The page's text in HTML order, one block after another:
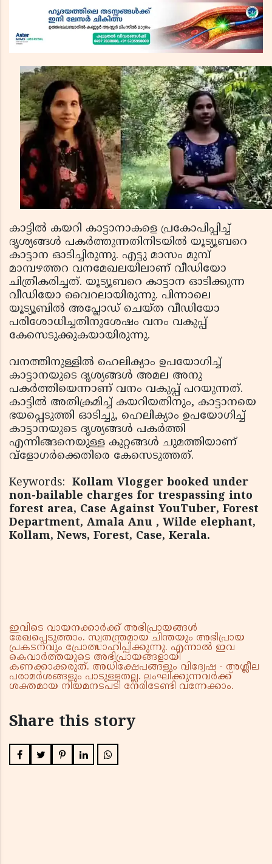
കാട്ടില്‍ കയറി കാട്ടാനാകളെ പ്രകോപിപ്പിച്ച്
ദൃശ്യങ്ങള്‍ പകര്‍ത്തുന്നതിനിടയില്‍ യൂട്യൂബറെ
കാട്ടാന ഓടിച്ചിരുന്നു. എട്ടു മാസം മുമ്പ്
മാമ്പഴത്തറ വനമേഖലയിലാണ് വീഡിയോ
ചിത്രീകരിച്ചത്. യൂട്യൂബറെ കാട്ടാന ഓടിക്കുന്ന
വീഡിയോ വൈറലായിരുന്നു. പിന്നാലെ
യൂട്യൂബില്‍ അപ്ലോഡ് ചെയ്ത വീഡിയോ
പരിശോധിച്ചതിനുശേഷം വനം വകുപ്പ്
കേസെടുക്കുകയായിരുന്നു.
വനത്തിനുള്ളില്‍ ഹെലിക്യാം ഉപയോഗിച്ച്
കാട്ടാനയുടെ ദൃശ്യങ്ങള്‍ അമല അനു
പകര്‍ത്തിയെന്നാണ് വനം വകുപ്പ് പറയുന്നത്.
കാട്ടില്‍ അതിക്രമിച്ച് കയറിയതിനും, കാട്ടാനയെ
ഭയപ്പെടുത്തി ഓടിച്ചു, ഹെലിക്യാം ഉപയോഗിച്ച്
കാട്ടാനയുടെ ദൃശ്യങ്ങള്‍ പകര്‍ത്തി
എന്നിങ്ങനെയുള്ള കുറ്റങ്ങള്‍ ചുമത്തിയാണ്
വ്‌ളോഗര്‍ക്കെതിരെ കേസെടുത്തത്.
Keywords: Kollam Vlogger booked under
non-bailable charges for trespassing into
forest area, Case Against YouTuber, Forest
Department, Amala Anu , Wilde elephant,
Kollam, News, Forest, Case, Kerala.
ഇവിടെ വായനക്കാർക്ക് അഭിപ്രായങ്ങൾ
രേഖപ്പെടുത്താം. സ്വതന്ത്രമായ ചിന്തയും അഭിപ്രായ
പ്രകടനവും പ്രോത്സാഹിപ്പിക്കുന്നു. എന്നാൽ ഇവ
കെവാർത്തയുടെ അഭിപ്രായങ്ങളായി
കണക്കാക്കരുത്. അധിക്ഷേപങ്ങളും വിദ്വേഷ - അശ്ലീല
പരാമർശങ്ങളും പാടുള്ളതല്ല. ലംഘിക്കുന്നവർക്ക്
ശക്തമായ നിയമനടപടി നേരിടേണ്ടി വന്നേക്കാം.
Share this story